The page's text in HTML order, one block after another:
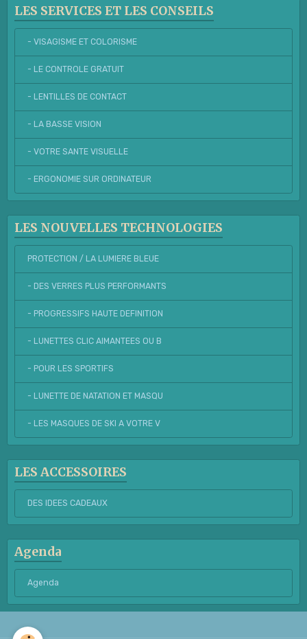
LES SERVICES ET LES CONSEILS
- VISAGISME ET COLORISME
- LE CONTROLE GRATUIT
- LENTILLES DE CONTACT
- LA BASSE VISION
- VOTRE SANTE VISUELLE
- ERGONOMIE SUR ORDINATEUR
LES NOUVELLES TECHNOLOGIES
PROTECTION / LA LUMIERE BLEUE
- DES VERRES PLUS PERFORMANTS
- PROGRESSIFS HAUTE DEFINITION
- LUNETTES CLIC AIMANTEES OU B
- POUR LES SPORTIFS
- LUNETTE DE NATATION ET MASQU
- LES MASQUES DE SKI A VOTRE V
LES ACCESSOIRES
DES IDEES CADEAUX
Agenda
Agenda